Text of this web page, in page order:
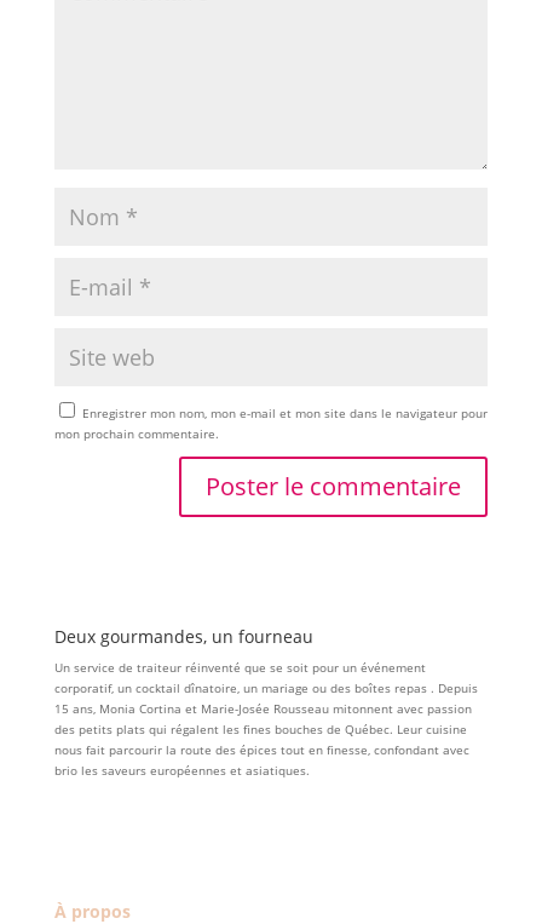
Enregistrer mon nom, mon e-mail et mon site dans le navigateur pour
mon prochain commentaire.
Deux gourmandes, un fourneau
Un service de traiteur réinventé que se soit pour un événement
corporatif, un cocktail dînatoire, un mariage ou des boîtes repas . Depuis
15 ans, Monia Cortina et Marie-Josée Rousseau mitonnent avec passion
des petits plats qui régalent les fines bouches de Québec. Leur cuisine
nous fait parcourir la route des épices tout en finesse, confondant avec
brio les saveurs européennes et asiatiques.
À propos